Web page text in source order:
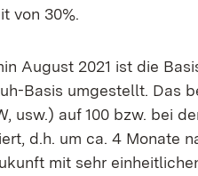
von 30%.
August 2021 ist die
Basis umgestellt. Das
usw.) auf 100 bzw. bei
d.h. um ca. 4 Monate
mit sehr